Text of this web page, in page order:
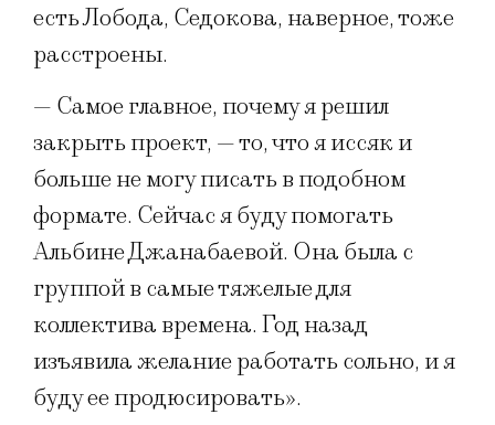
есть Лобода, Седокова, наверное, тоже
расстроены.
— Самое главное, почему я решил
закрыть проект, — то, что я иссяк и
больше не могу писать в подобном
формате. Сейчас я буду помогать
Альбине Джанабаевой. Она была с
группой в самые тяжелые для
коллектива времена. Год назад
изъявила желание работать сольно, и я
буду ее продюсировать».